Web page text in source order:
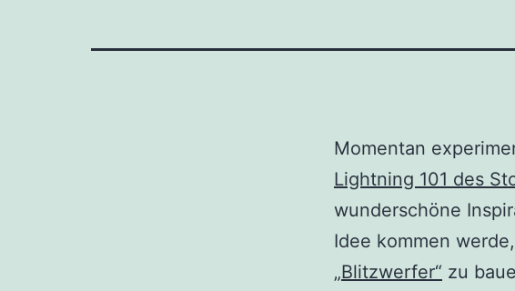
Momentan
Lightning 101 des
wunderschöne
Idee kommen
„Blitzwerfer“ zu